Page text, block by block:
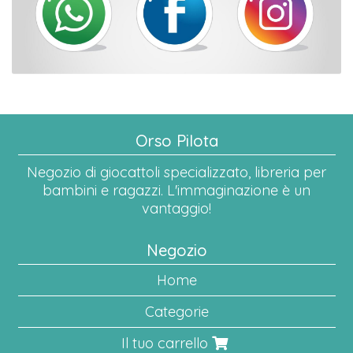
Orso Pilota
Negozio di giocattoli specializzato, libreria per
bambini e ragazzi. L'immaginazione è un
vantaggio!
Negozio
Home
Categorie
Il tuo carrello